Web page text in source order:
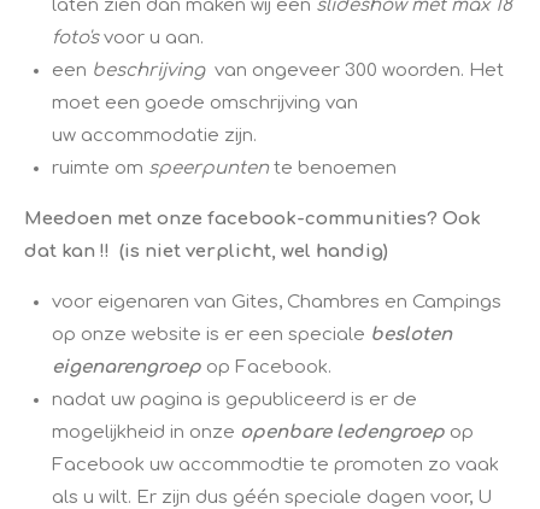
laten zien dan maken wij een slideshow met max 18
foto'svoor u aan.
een beschrijvingvan ongeveer 300 woorden. Het
moet een goede omschrijving van
uw accommodatie zijn.
ruimte om speerpuntente benoemen ​
Meedoen met onze facebook-communities? Ook
dat kan !! ​(is niet verplicht, wel handig)
voor eigenaren van Gites, Chambres en Campings
op onze website is er een speciale besloten
eigenarengroep op Facebook.
nadat uw pagina is gepubliceerd is er de
mogelijkheid in onze openbare ledengroepop
Facebook uw accommodtie te promoten zo vaak
als u wilt. Er zijn dus géén speciale dagen voor, U